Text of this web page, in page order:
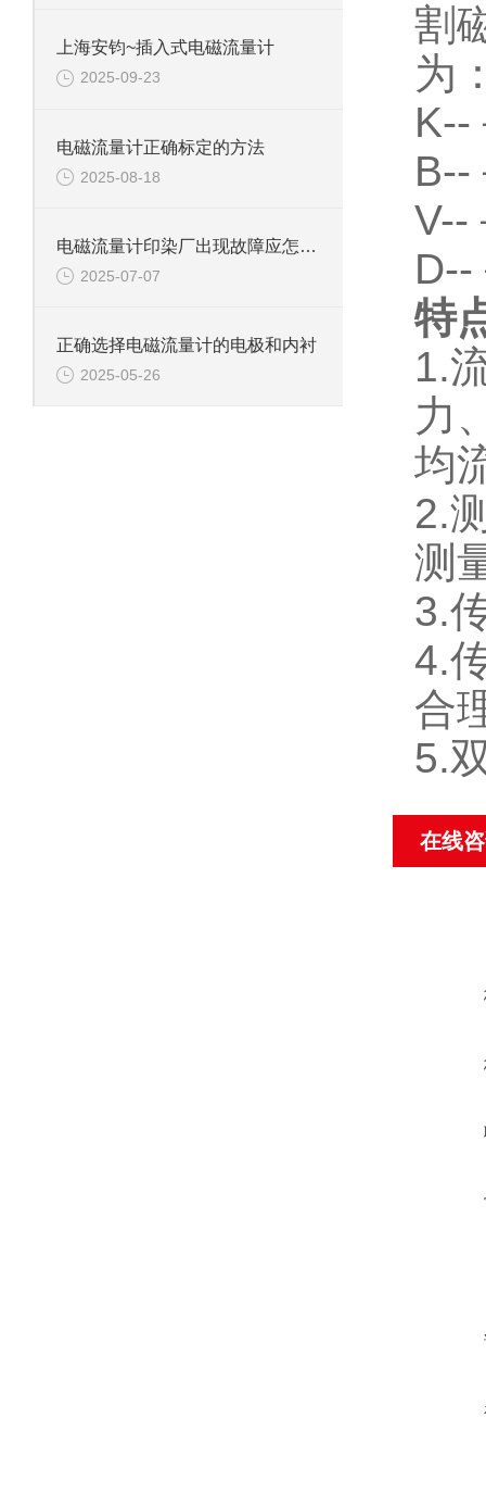
上海安钧~插入式电磁流量计
2025-09-23
电磁流量计正确标定的方法
2025-08-18
电磁流量计印染厂出现故障应怎样排查呢？
2025-07-07
正确选择电磁流量计的电极和内衬
2025-05-26
割
为
K--
B--
V--
D--
特
1.
力
均
2.
测
3.
4.
合
5.
在线